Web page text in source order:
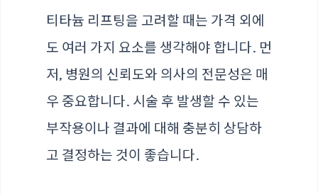
티타늄 리프팅을 고려할 때는 가격 외에
도 여러 가지 요소를 생각해야 합니다. 먼
저, 병원의 신뢰도와 의사의 전문성은 매
우 중요합니다. 시술 후 발생할 수 있는
부작용이나 결과에 대해 충분히 상담하
고 결정하는 것이 좋습니다.